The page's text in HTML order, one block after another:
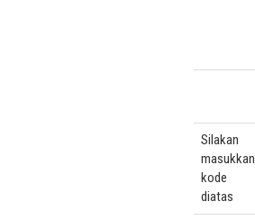
Silakan
masukkan
kode
diatas